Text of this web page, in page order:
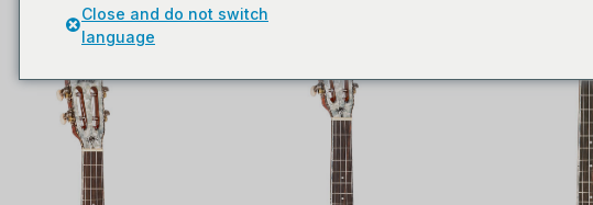
Close and do not switch
language